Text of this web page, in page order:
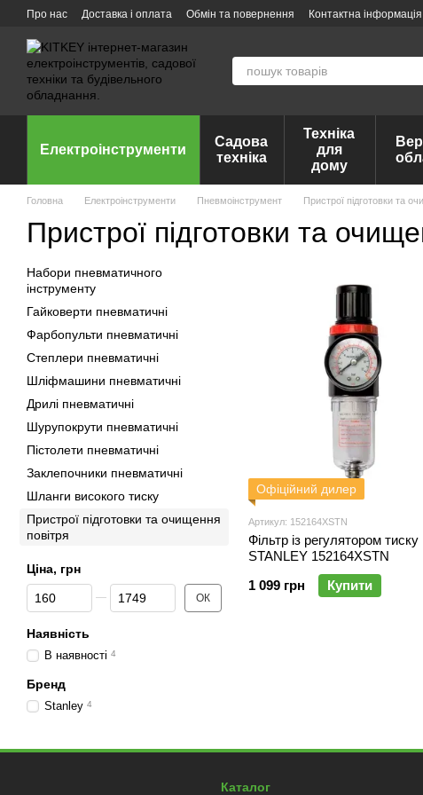
Перейти до основного контенту
Про нас Доставка і оплата Обмін та повернення Контактна інформація
Електроінструменти
Садова
техніка
Техніка
для
дому
Головна Електроінструменти Пневмоінструмент Пристрої підготовки та
Пристрої підготовки та
Офіційний дилер
Артикул: 152164XSTN
Фільтр із регулятором тиску
STANLEY 152164XSTN
1 099 грн
Купити
Набори пневматичного
інструменту
Гайковерти пневматичні
Фарбопульти пневматичні
Степлери пневматичні
Шліфмашини пневматичні
Дрилі пневматичні
Шурупокрути пневматичні
Пістолети пневматичні
Заклепочники пневматичні
Шланги високого тиску
Пристрої підготовки та очищення
повітря
Ціна, грн
Від Ціна, грн
До Ціна, грн ОК
Наявність
В наявності 4
Бренд
Stanley 4
Каталог